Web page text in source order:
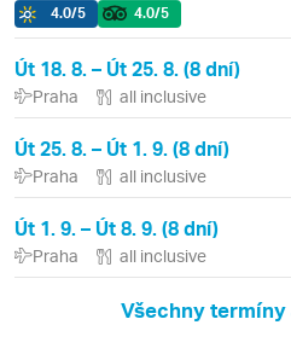
4.0/5 4.0/5
Út 18. 8. – Út 25. 8. (8 dní)
Praha all inclusive
Út 25. 8. – Út 1. 9. (8 dní)
Praha all inclusive
Út 1. 9. – Út 8. 9. (8 dní)
Praha all inclusive
Všechny termíny